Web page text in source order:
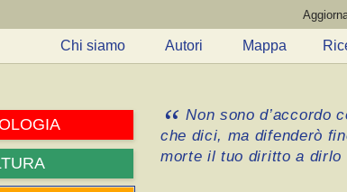
Chi siamo Autori Mappa
Non sono d’accordo
che dici, ma difenderò
morte il tuo diritto a dirlo